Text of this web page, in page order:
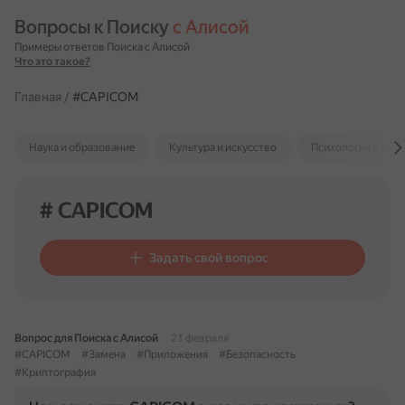
Вопросы к Поиску с Алисой
Примеры ответов Поиска с Алисой
Что это такое?
Главная / #CAPICOM
Наука и образование Культура и искусство Психология и
# CAPICOM
Задать свой вопрос
Вопрос для Поиска с Алисой
21 февраля
#CAPICOM
#Замена #Приложения
#Безопасность
#Криптография